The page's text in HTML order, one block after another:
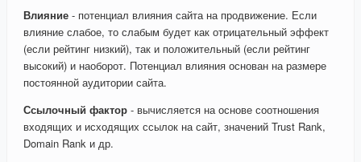
Влияние - потенциал влияния сайта на продвижение. Если
влияние слабое, то слабым будет как отрицательный эффект
(если рейтинг низкий), так и положительный (если рейтинг
высокий) и наоборот. Потенциал влияния основан на размере
постоянной аудитории сайта.
Ссылочный фактор - вычисляется на основе соотношения
входящих и исходящих ссылок на сайт, значений Trust Rank,
Domain Rank и др.